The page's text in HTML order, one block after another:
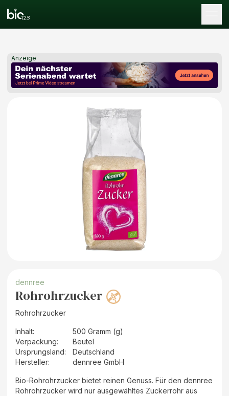
Anzeige
dennree
Rohrohrzucker
Rohrohrzucker
Inhalt:
500 Gramm (g)
Verpackung:
Beutel
Ursprungsland:
Deutschland
Hersteller: dennree GmbH
Bio-Rohrohrzucker bietet reinen Genuss. Für den dennree
Rohrohrzucker wird nur ausgewähltes Zuckerrohr aus